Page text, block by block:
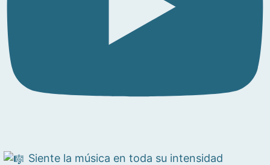
Siente la música en toda su intensidad